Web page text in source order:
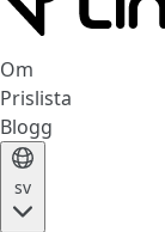
Om
Prislista
Blogg
sv